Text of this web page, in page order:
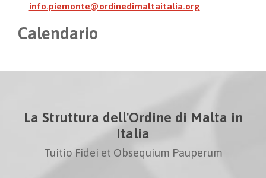
info.piemonte@ordinedimaltaitalia.org
Calendario
La Struttura dell'Ordine di Malta in
Italia
Tuitio Fidei et Obsequium Pauperum